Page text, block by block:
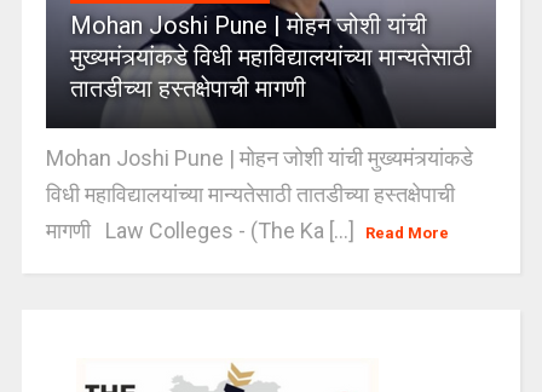
Mohan Joshi Pune | मोहन जोशी यांची
मुख्यमंत्र्यांकडे विधी महाविद्यालयांच्या मान्यतेसाठी
तातडीच्या हस्तक्षेपाची मागणी
Mohan Joshi Pune | मोहन जोशी यांची मुख्यमंत्र्यांकडे
विधी महाविद्यालयांच्या मान्यतेसाठी तातडीच्या हस्तक्षेपाची
मागणी Law Colleges - (The Ka [...]
Read More